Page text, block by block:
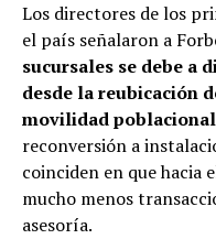
Los directores de los
el país señalaron a
sucursales se debe a
desde la reubicación
movilidad poblacional
reconversión a
coinciden en que
mucho menos
asesoría.